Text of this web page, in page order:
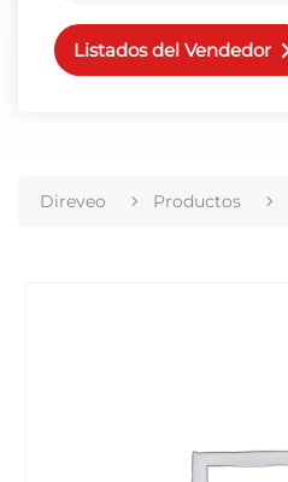
Listados del Vendedor
Direveo Productos